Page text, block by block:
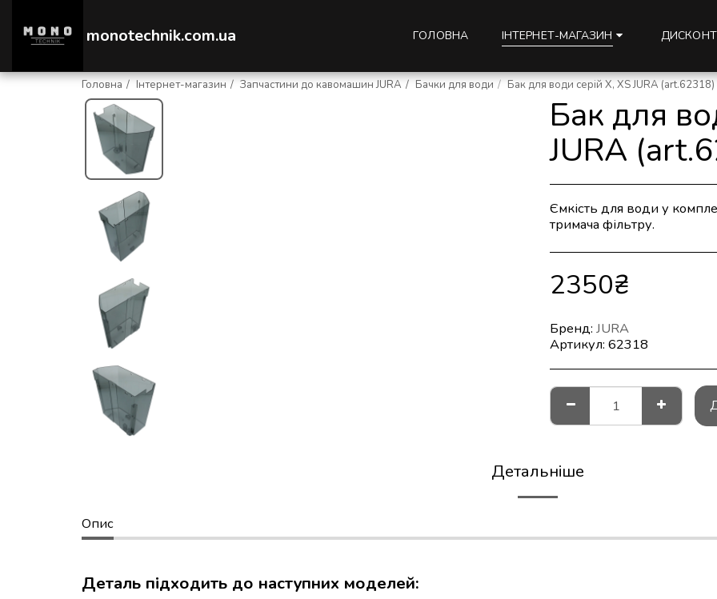
monotechnik.com.ua ГОЛОВНА ІНТЕРНЕТ-МАГАЗИН
Головна Інтернет-магазин Запчастини до кавомашин JURA Бачки для води Бак для води серій X, XS JURA (art.62318)
Бак для
JURA
Ємкість для води у
тримача фільтру.
2350₴
Бренд: JURA
Артикул: 62318
Детальніше
Опис
Деталь підходить до наступних моделей: